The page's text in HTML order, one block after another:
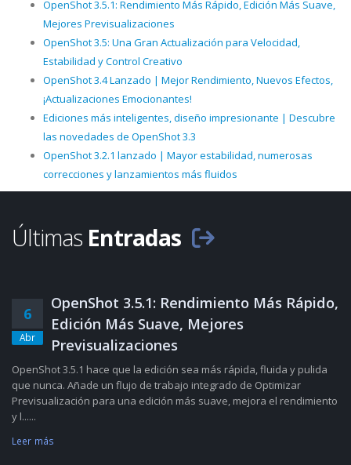
OpenShot 3.5.1: Rendimiento Más Rápido, Edición Más Suave,
Mejores Previsualizaciones
OpenShot 3.5: Una Gran Actualización para Velocidad,
Estabilidad y Control Creativo
OpenShot 3.4 Lanzado | Mejor Rendimiento, Nuevos Efectos,
¡Actualizaciones Emocionantes!
Ediciones más inteligentes, diseño impresionante | Descubre
las novedades de OpenShot 3.3
OpenShot 3.2.1 lanzado | Mayor estabilidad, numerosas
correcciones y lanzamientos más fluidos
Últimas Entradas
6
Abr
OpenShot 3.5.1: Rendimiento Más Rápido,
Edición Más Suave, Mejores
Previsualizaciones
OpenShot 3.5.1 hace que la edición sea más rápida, fluida y pulida
que nunca. Añade un flujo de trabajo integrado de Optimizar
Previsualización para una edición más suave, mejora el rendimiento
y l......
Leer más